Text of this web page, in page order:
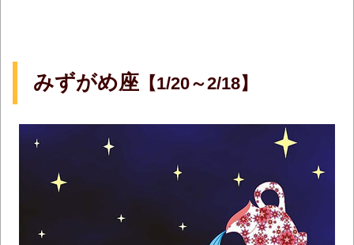
みずがめ座【1/20～2/18】